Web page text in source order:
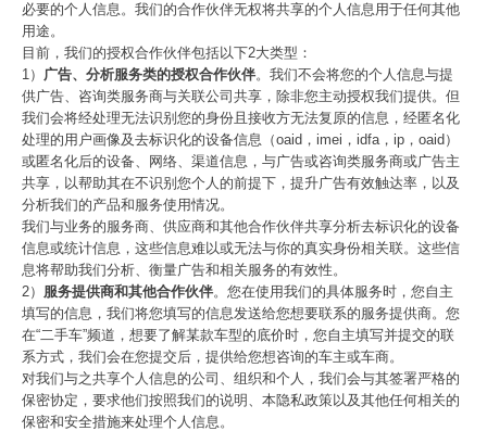
必要的个人信息。我们的合作伙伴无权将共享的个人信息用于任何其他
用途。
目前，我们的授权合作伙伴包括以下2大类型：
1） 广告、分析服务类的授权合作伙伴。我们不会将您的个人信息与提
供广告、咨询类服务商与关联公司共享，除非您主动授权我们提供。但
我们会将经处理无法识别您的身份且接收方无法复原的信息，经匿名化
处理的用户画像及去标识化的设备信息（oaid，imei，idfa，ip，oaid）
或匿名化后的设备、网络、渠道信息，与广告或咨询类服务商或广告主
共享，以帮助其在不识别您个人的前提下，提升广告有效触达率，以及
分析我们的产品和服务使用情况。
我们与业务的服务商、供应商和其他合作伙伴共享分析去标识化的设备
信息或统计信息，这些信息难以或无法与你的真实身份相关联。这些信
息将帮助我们分析、衡量广告和相关服务的有效性。
2） 服务提供商和其他合作伙伴。您在使用我们的具体服务时，您自主
填写的信息，我们将您填写的信息发送给您想要联系的服务提供商。您
在“二手车”频道，想要了解某款车型的底价时，您自主填写并提交的联
系方式，我们会在您提交后，提供给您想咨询的车主或车商。
对我们与之共享个人信息的公司、组织和个人，我们会与其签署严格的
保密协定，要求他们按照我们的说明、本隐私政策以及其他任何相关的
保密和安全措施来处理个人信息。